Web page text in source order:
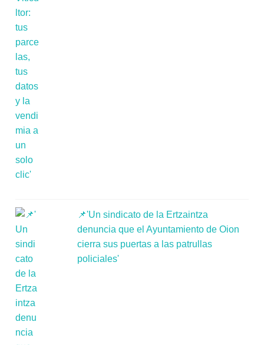
📌'Un sindicato de la Ertzaintza
denuncia que el Ayuntamiento de Oion
cierra sus puertas a las patrullas
policiales'